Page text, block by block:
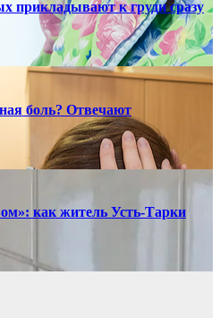
прикладывают к груди сразу
боль? Отвечают
как житель Усть-Тарки